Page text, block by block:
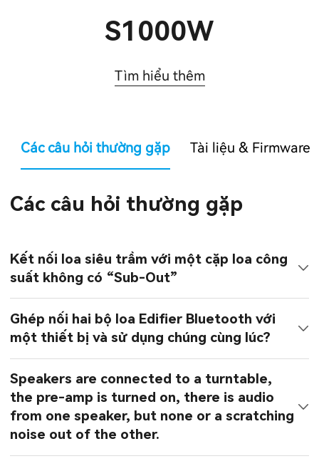
S1000W
Tìm hiểu thêm
Các câu hỏi thường gặp Tài liệu & Firmware
Các câu hỏi thường gặp
Kết nối loa siêu trầm với một cặp loa công
suất không có “Sub-Out”
Ghép nối hai bộ loa Edifier Bluetooth với
một thiết bị và sử dụng chúng cùng lúc?
Speakers are connected to a turntable,
the pre-amp is turned on, there is audio
from one speaker, but none or a scratching
noise out of the other.